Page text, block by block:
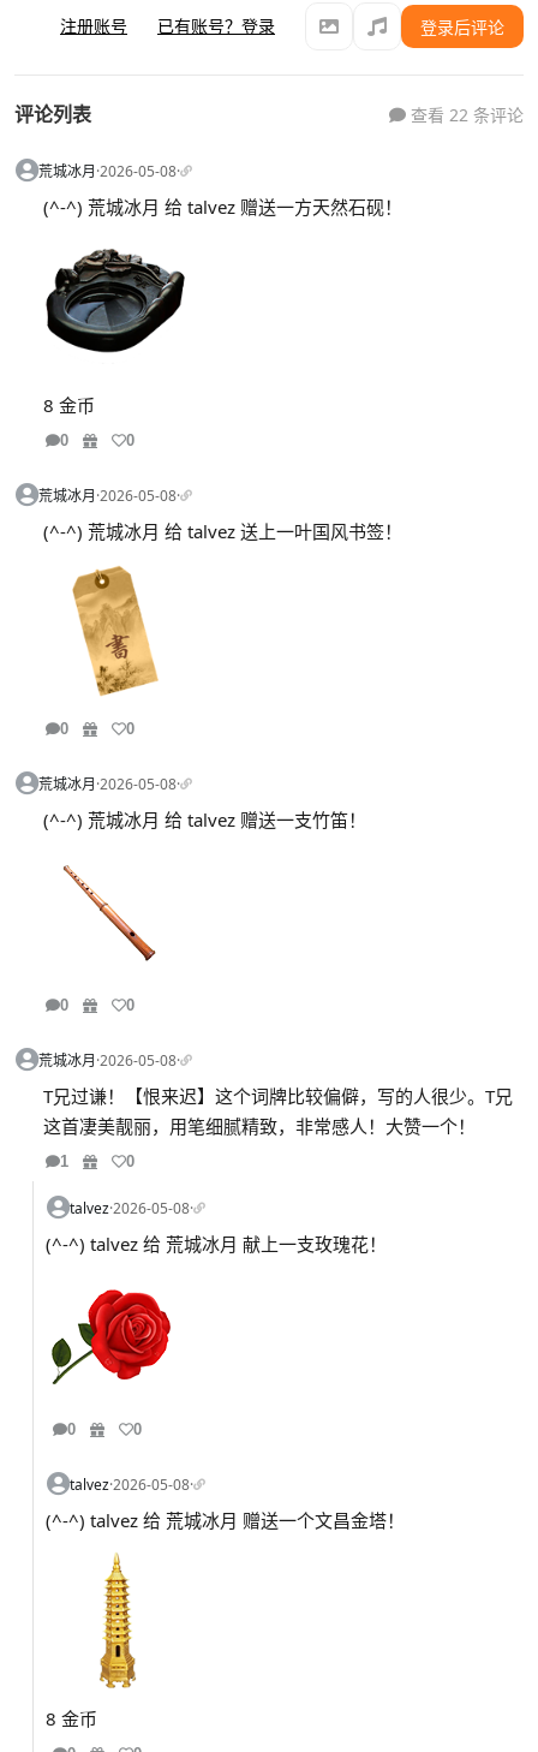
注册账号 已有账号？登录 登录后评论
评论列表 查看 22 条评论
荒城冰月·2026-05-08·
(^-^) 荒城冰月 给 talvez 赠送一方天然石砚！
8 金币
0 0
荒城冰月·2026-05-08·
(^-^) 荒城冰月 给 talvez 送上一叶国风书签！
0 0
荒城冰月·2026-05-08·
(^-^) 荒城冰月 给 talvez 赠送一支竹笛！
0 0
荒城冰月·2026-05-08·
T兄过谦！【恨来迟】这个词牌比较偏僻，写的人很少。T兄
这首凄美靓丽，用笔细腻精致，非常感人！大赞一个！
1 0
talvez·2026-05-08·
(^-^) talvez 给 荒城冰月 献上一支玫瑰花！
0 0
talvez·2026-05-08·
(^-^) talvez 给 荒城冰月 赠送一个文昌金塔！
8 金币